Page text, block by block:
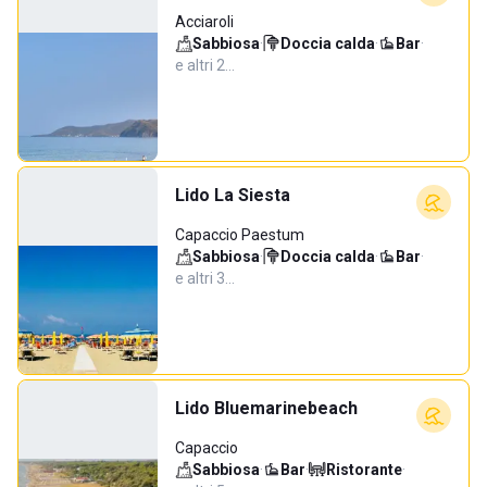
Acciaroli
Sabbiosa· Doccia calda· Bar·
e altri 2…
Lido La Siesta
Capaccio Paestum
Sabbiosa· Doccia calda· Bar·
e altri 3…
Lido Bluemarinebeach
Capaccio
Sabbiosa· Bar· Ristorante·